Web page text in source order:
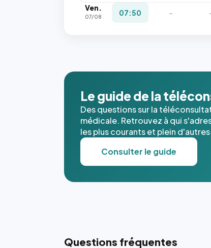
Ven.
07/08 07:50 -
Le guide de la
Des questions sur la
médicale. Retrouvez à qui
les plus courants et plein
Consulter le guide
Questions fréquentes